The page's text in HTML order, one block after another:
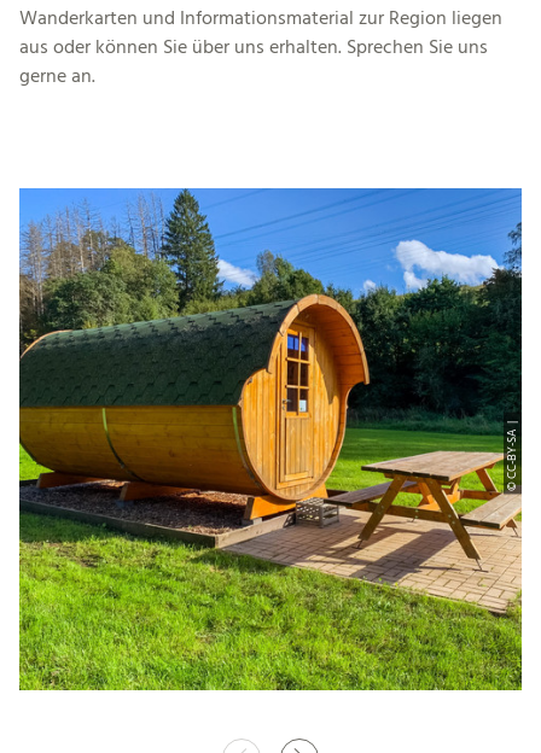
Wanderkarten und Informationsmaterial zur Region liegen
aus oder können Sie über uns erhalten. Sprechen Sie uns
gerne an.
© CC-BY-SA |